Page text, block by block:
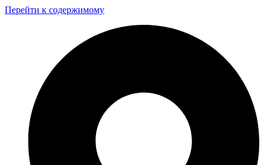
Перейти к содержимому